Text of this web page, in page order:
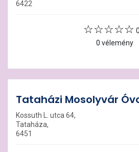
6422
0 vélemény
Tataházi Mosolyvár
Kossuth L. utca 64,
Tataháza,
6451